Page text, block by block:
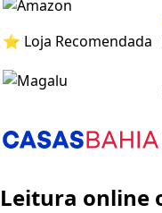
⭐ Loja Recomendada
Leitura online